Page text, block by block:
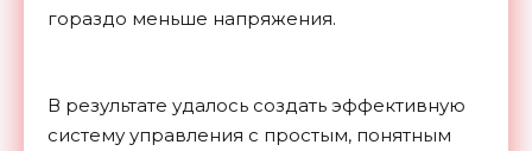
гораздо меньше напряжения.
В результате удалось создать эффективную
систему управления с простым, понятным